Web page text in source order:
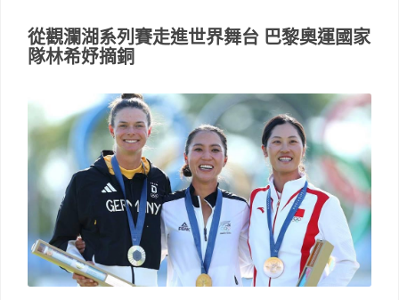
從觀瀾湖系列賽走進世界舞台 巴黎奧運國家
隊林希妤摘銅